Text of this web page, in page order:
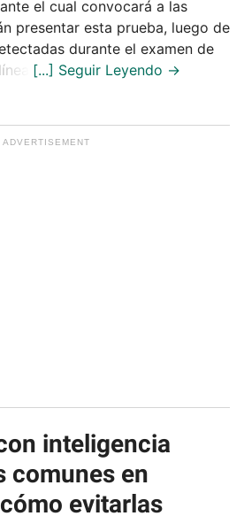
el cual convocará a las
presentar esta prueba, luego de
durante el examen de
inteligencia
comunes en
evitarlas